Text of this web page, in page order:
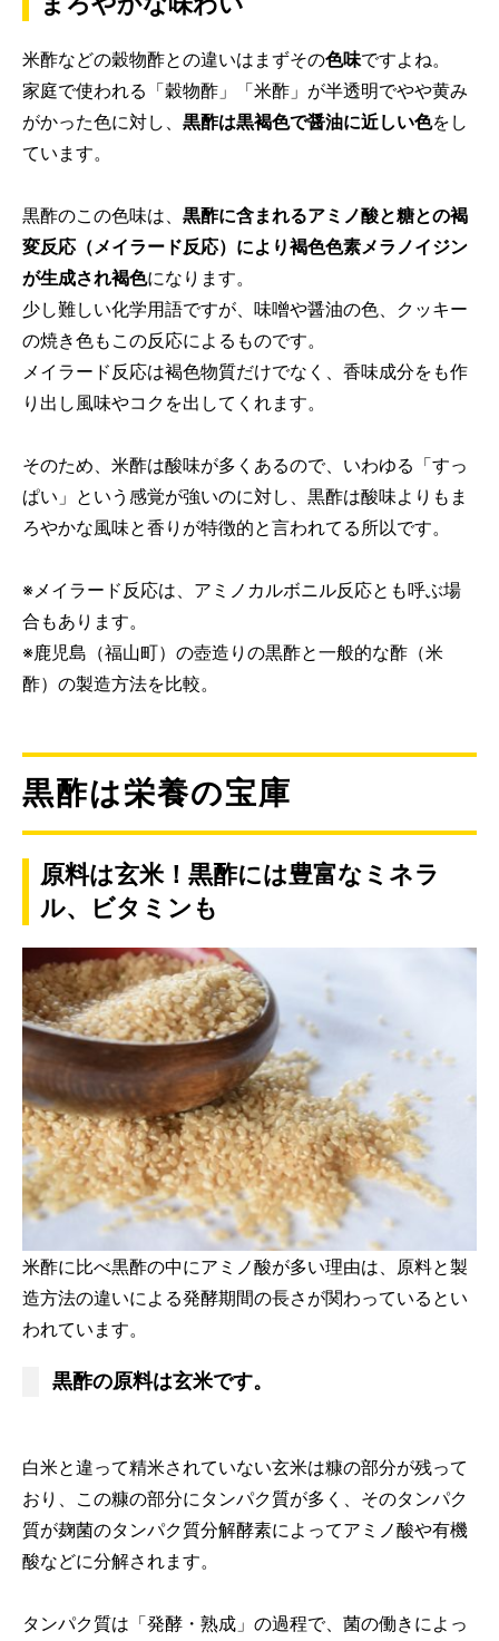
米酢などの穀物酢との違いはまずその色味ですよね。
家庭で使われる「穀物酢」「米酢」が半透明でやや黄み
がかった色に対し、 黒酢は黒褐色で醤油に近しい色をし
ています。
黒酢のこの色味は、 黒酢に含まれるアミノ酸と糖との褐
変反応（メイラード反応）により褐色色素メラノイジン
が生成され褐色になります。
少し難しい化学用語ですが、味噌や醤油の色、クッキー
の焼き色もこの反応によるものです。
メイラード反応は褐色物質だけでなく、香味成分をも作
り出し風味やコクを出してくれます。
そのため、米酢は酸味が多くあるので、いわゆる「すっ
ぱい」という感覚が強いのに対し、黒酢は酸味よりもま
ろやかな風味と香りが特徴的と言われてる所以です。
※メイラード反応は、アミノカルボニル反応とも呼ぶ場
合もあります。
※鹿児島（福山町）の壺造りの黒酢と一般的な酢（米
酢）の製造方法を比較。
黒酢は栄養の宝庫
原料は玄米！黒酢には豊富なミネラ
ル、ビタミンも
米酢に比べ黒酢の中にアミノ酸が多い理由は、原料と製
造方法の違いによる発酵期間の長さが関わっているとい
われています。
黒酢の原料は玄米です。
白米と違って精米されていない玄米は糠の部分が残って
おり、この糠の部分にタンパク質が多く、そのタンパク
質が麹菌のタンパク質分解酵素によってアミノ酸や有機
酸などに分解されます。
タンパク質は「発酵・熟成」の過程で、菌の働きによっ